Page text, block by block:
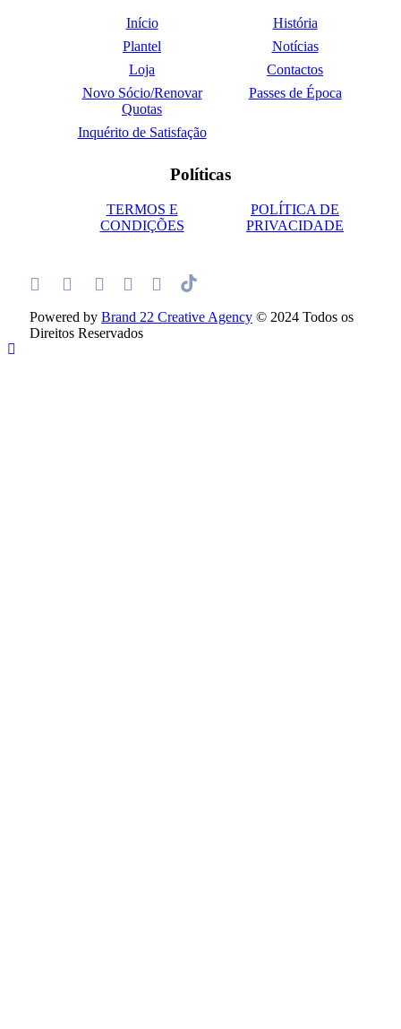
Início
História
Plantel
Notícias
Loja
Contactos
Novo Sócio/Renovar
Quotas
Passes de Época
Inquérito de Satisfação
Políticas
TERMOS E
CONDIÇÕES
POLÍTICA DE
PRIVACIDADE
Powered by Brand 22 Creative Agency © 2024 Todos os
Direitos Reservados